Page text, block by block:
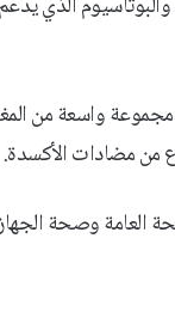
واسعة من
من مضادات الأكسدة.
العامة وصحة